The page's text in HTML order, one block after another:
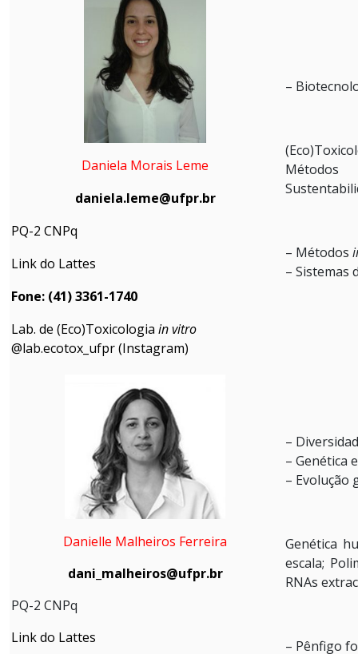
Daniela Morais Leme
daniela.leme@ufpr.br
PQ-2 CNPq
Link do Lattes
Fone: (41) 3361-1740
Lab. de (Eco)Toxicologia in vitro
@lab.ecotox_ufpr (Instagram)
–
– Métodos
– Sistemas
Danielle Malheiros Ferreira
dani_malheiros@ufpr.br
PQ-2 CNPq
Link do Lattes
–
– Genética
– Evolução
Genética
escala;
RNAs
– Pênfigo